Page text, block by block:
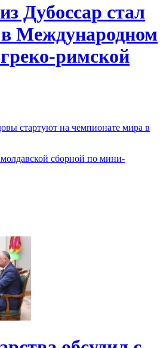
Дубоссар стал
Международном
римской
стартуют на чемпионате мира в
сборной по мини-